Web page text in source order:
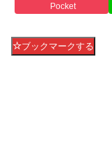
Pocket
ブックマークする